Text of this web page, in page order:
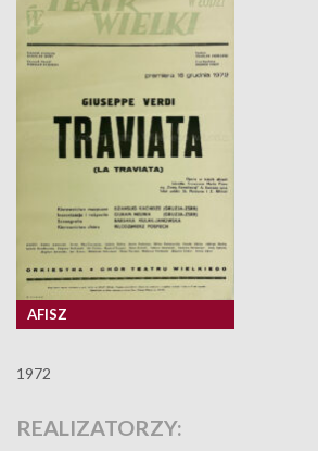
AFISZ
1972
REALIZATORZY: